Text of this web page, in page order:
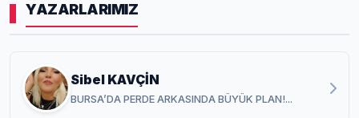
YAZARLARIMIZ
Sibel KAVÇİN
BURSA’DA PERDE ARKASINDA BÜYÜK PLAN!...